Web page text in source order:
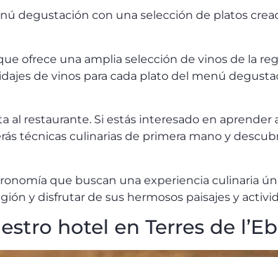
degustación con una selección de platos
ofrece una amplia selección de vinos de la
de vinos para cada plato del menú
restaurante. Si estás interesado en aprender
técnicas culinarias de primera mano y
que buscan una experiencia culinaria
y disfrutar de sus hermosos paisajes y
hotel en Terres de